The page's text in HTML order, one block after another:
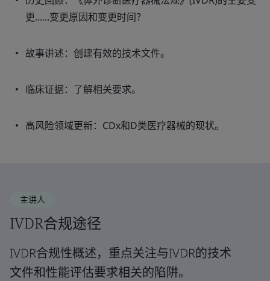
更......变更原因和变更时间？
故事讲述：创建有效的技术文件。
临床证据：了解相关要求。
高风险领域更新：CDx和D类医疗器械的现状。
主讲人
IVDR合规途径
IVDR合规性概述，重点关注与IVDR的技术
文件和性能评估要求相关的陷阱。